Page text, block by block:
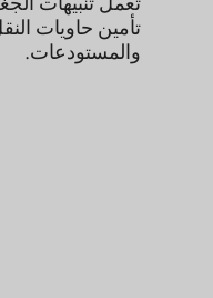
تأمين حاويات النقل
والمستودعات.